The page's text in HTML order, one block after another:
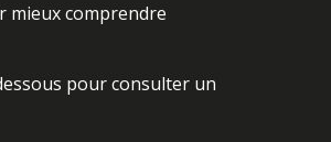
mieux comprendre
pour consulter un